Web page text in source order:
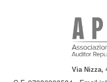
Via Nizza,